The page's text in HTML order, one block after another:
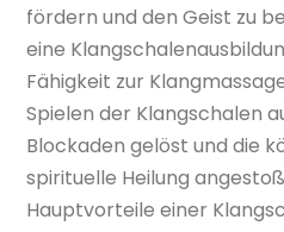
fördern und den Geist zu
eine
Fähigkeit zur
Spielen der Klangschalen
Blockaden gelöst und die
spirituelle Heilung
Hauptvorteile einer